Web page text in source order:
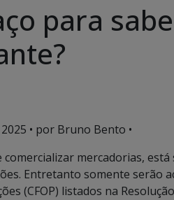
para
• por Bruno Bento •
comercializar mercadorias,
Entretanto somente serão
(CFOP) listados na